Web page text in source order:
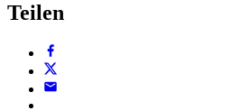
Teilen